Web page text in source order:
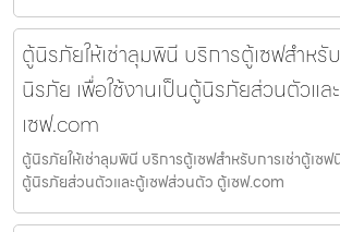
ตู้นิรภัยให้เช่าลุมพินี บริการตู้เซฟสำหรั
นิรภัย เพื่อใช้งานเป็นตู้นิรภัยส่วนตัวแ
เซฟ.com
ตู้นิรภัยให้เช่าลุมพินี บริการตู้เซฟสำหรับการเช่าตู้เซฟ
ตู้นิรภัยส่วนตัวและตู้เซฟส่วนตัว ตู้เซฟ.com